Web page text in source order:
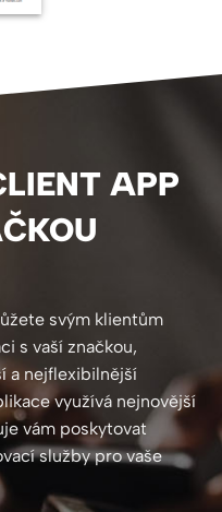
APP
svým klientům
s vaší značkou,
a nejflexibilnější
využívá nejnovější
vám poskytovat
služby pro vaše